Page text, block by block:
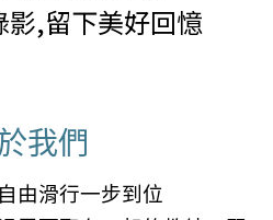
影,留下美好回憶
我們
由滑行一步到位